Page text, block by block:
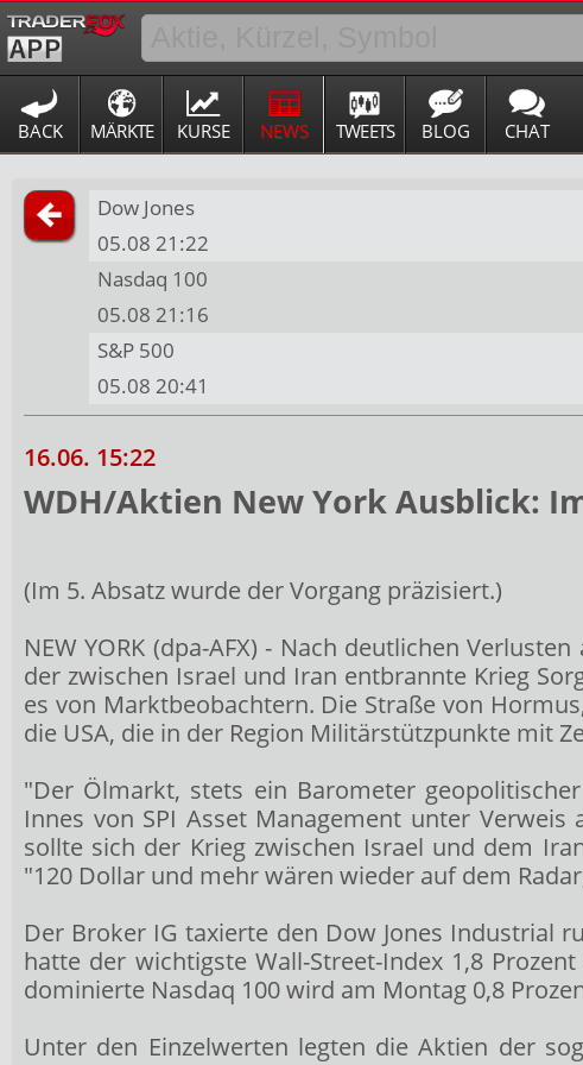
BACK MÄRKTE KURSE NEWS TWEETS BLOG CHAT
Dow Jones
05.08 21:22
Nasdaq 100
05.08 21:16
S&P 500
05.08 20:41
16.06. 15:22
WDH/Aktien New York Ausblick:
(Im 5. Absatz wurde der Vorgang präzisiert.)
NEW YORK (dpa-AFX) - Nach deutlichen
der zwischen Israel und Iran entbrannte Krieg
es von Marktbeobachtern. Die Straße von
die USA, die in der Region Militärstützpunkte mit
"Der Ölmarkt, stets ein Barometer
Innes von SPI Asset Management unter
sollte sich der Krieg zwischen Israel und dem
"120 Dollar und mehr wären wieder auf dem
Der Broker IG taxierte den Dow Jones Industrial
hatte der wichtigste Wall-Street-Index 1,8
dominierte Nasdaq 100wird am Montag 0,8
Unter den Einzelwerten legten die Aktien der